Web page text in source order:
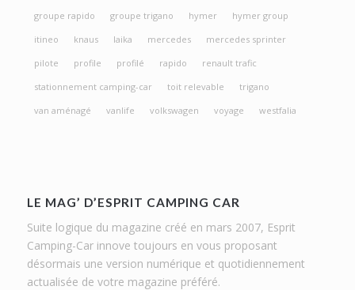
groupe rapido
groupe trigano hymer
hymer group
itineo
knaus laika mercedes
mercedes sprinter
pilote
profile profilé rapido
renault trafic
stationnement camping-car
toit relevable
trigano
van aménagé
vanlife volkswagen voyage westfalia
LE MAG’ D’ESPRIT CAMPING CAR
Suite logique du magazine créé en mars 2007, Esprit
Camping-Car innove toujours en vous proposant
désormais une version numérique et quotidiennement
actualisée de votre magazine préféré.